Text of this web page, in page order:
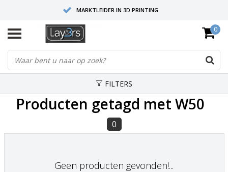
MARKTLEIDER IN 3D PRINTING
HOOGWAARDIGE SERVICE EN SUPPORT
FYSIEKE SHOWROOMS
0
FILTERS
Producten getagd met W50
0
Geen producten gevonden!...